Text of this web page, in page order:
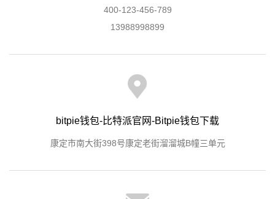
400-123-456-789
13988998899
bitpie钱包-比特派官网-Bitpie钱包下载
康定市南大街398号康定老街溜溜城B幢三单元